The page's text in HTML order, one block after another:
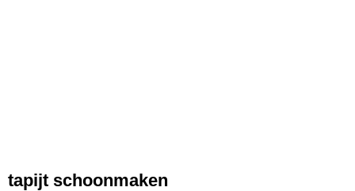
tapijt schoonmaken